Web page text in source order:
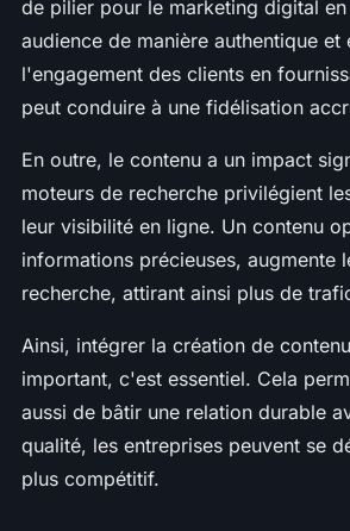
de pilier pour le marketing digital
audience de manière authentique
l'engagement des clients en
peut conduire à une fidélisation
En outre, le contenu a un impact
moteurs de recherche privilégient
leur visibilité en ligne. Un contenu
informations précieuses, augmente
recherche, attirant ainsi plus de
Ainsi, intégrer la création de
important, c'est essentiel. Cela
aussi de bâtir une relation durable
qualité, les entreprises peuvent se
plus compétitif.